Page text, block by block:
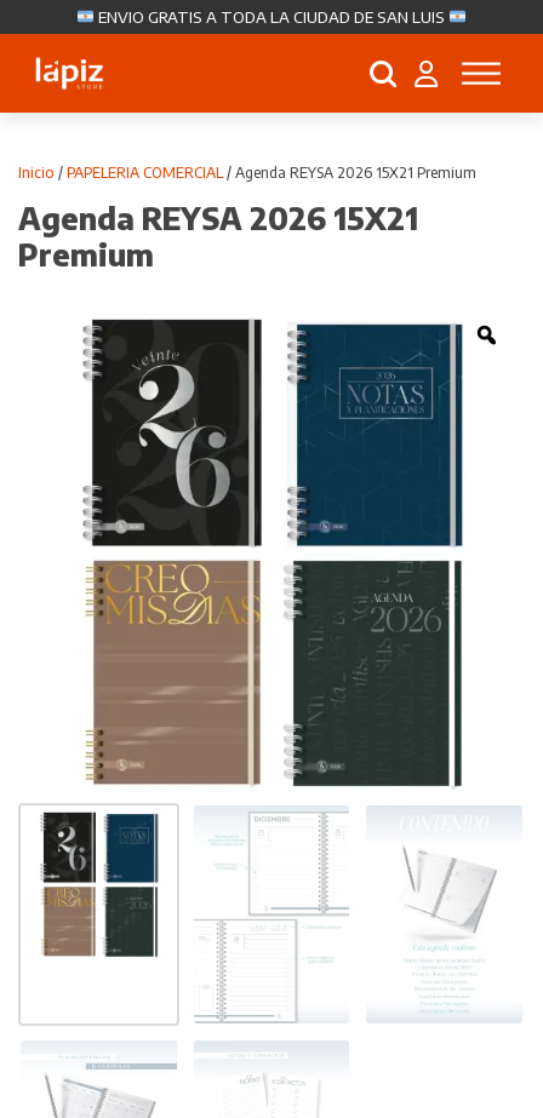
ENVIO GRATIS A TODA LA CIUDAD DE SAN LUIS
Búsqueda
Inicio / PAPELERIA COMERCIAL/ Agenda REYSA 2026 15X21 Premium
Agenda REYSA 2026 15X21
Premium